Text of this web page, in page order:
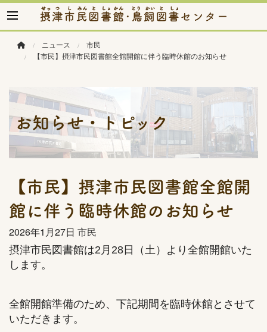
ニュース
市民
【市民】摂津市民図書館全館開館に伴う臨時休館のお知らせ
お知らせ・トピック
【市民】摂津市民図書館全館開
館に伴う臨時休館のお知らせ
2026年1月27日 市民
摂津市民図書館は2月28日（土）より全館開館いた
します。
全館開館準備のため、下記期間を臨時休館とさせて
いただきます。